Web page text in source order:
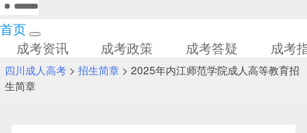
首页
成考资讯
成考政策 成考答疑 成考
四川成人高考> 招生简章> 2025年内江师范学院成人高等教育招
生简章